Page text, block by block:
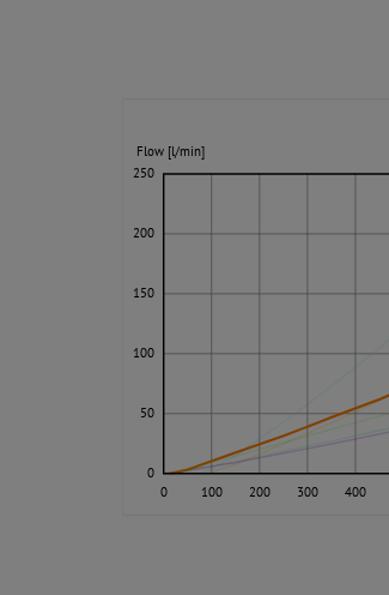
Flow [l/min]
0 100 200 300 400
0
50
100
150
200
250